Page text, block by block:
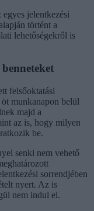
jelentkezési
történt a
lehetőségekről is
felsőoktatási
munkanapon belül
majd a
az is, hogy milyen
be.
senki nem vehető
sorrendjében
nyert. Az is
nem indul el.